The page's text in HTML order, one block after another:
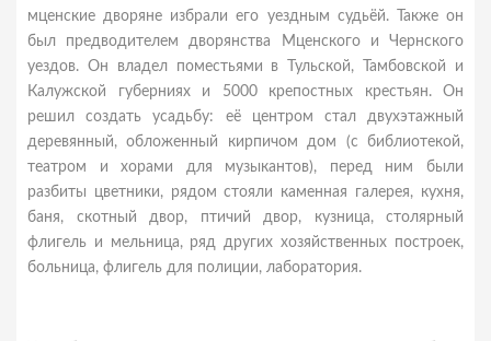
мценские дворяне избрали его уездным судьёй. Также он
был предводителем дворянства Мценского и Чернского
уездов. Он владел поместьями в Тульской, Тамбовской и
Калужской губерниях и 5000 крепостных крестьян. Он
решил создать усадьбу: её центром стал двухэтажный
деревянный, обложенный кирпичом дом (с библиотекой,
театром и хорами для музыкантов), перед ним были
разбиты цветники, рядом стояли каменная галерея, кухня,
баня, скотный двор, птичий двор, кузница, столярный
флигель и мельница, ряд других хозяйственных построек,
больница, флигель для полиции, лаборатория.